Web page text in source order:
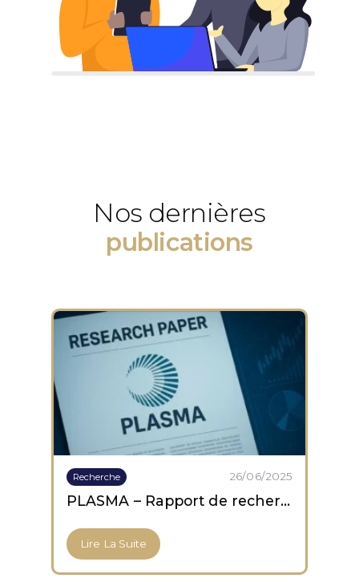
Nos dernières
publications
Recherche 26/06/2025
PLASMA – Rapport de recherche
Lire La Suite